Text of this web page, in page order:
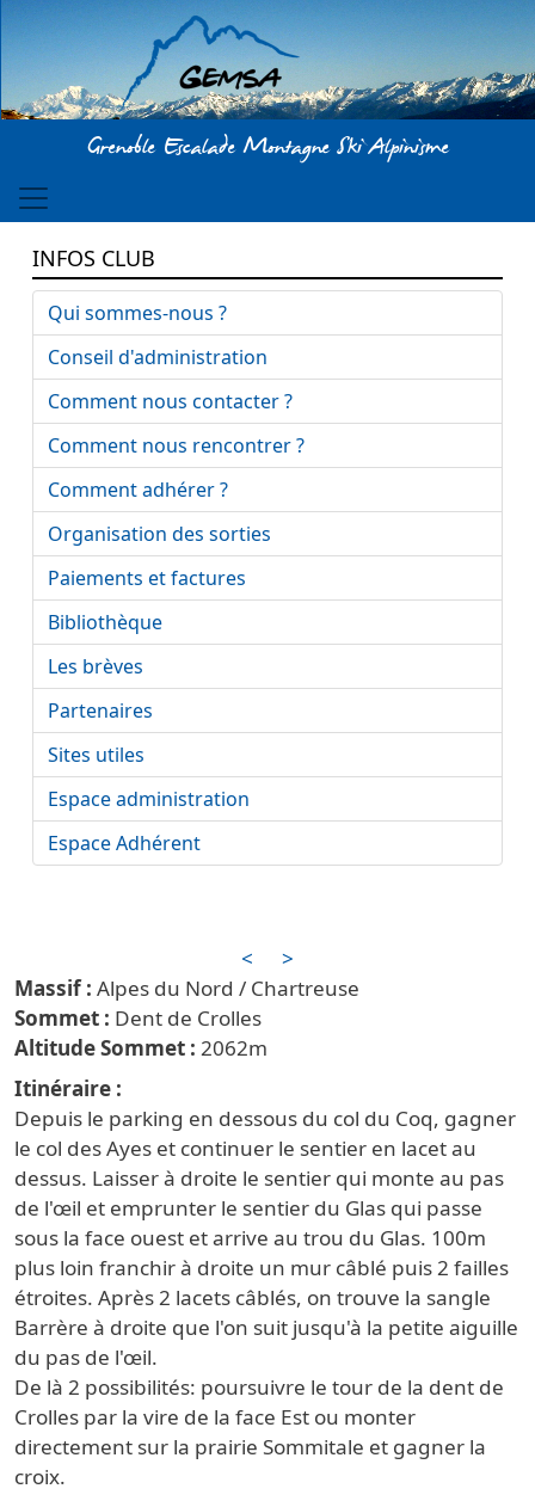
Aller au contenu principal
Grenoble Escalade Montagne Ski Alpinisme
<
>
Alpes du Nord / Chartreuse
Dent de Crolles
2062
Itinéraire
Depuis le parking en dessous du col du Coq, gagner
le col des Ayes et continuer le sentier en lacet au
dessus. Laisser à droite le sentier qui monte au pas
de l'œil et emprunter le sentier du Glas qui passe
sous la face ouest et arrive au trou du Glas. 100m
plus loin franchir à droite un mur câblé puis 2 failles
étroites. Après 2 lacets câblés, on trouve la sangle
Barrère à droite que l'on suit jusqu'à la petite aiguille
du pas de l'œil.
De là 2 possibilités: poursuivre le tour de la dent de
Crolles par la vire de la face Est ou monter
directement sur la prairie Sommitale et gagner la
croix.
INFOS CLUB
Qui sommes-nous ?
Conseil d'administration
Comment nous contacter ?
Comment nous rencontrer ?
Comment adhérer ?
Organisation des sorties
Paiements et factures
Bibliothèque
Les brèves
Partenaires
Sites utiles
Espace administration
Espace Adhérent